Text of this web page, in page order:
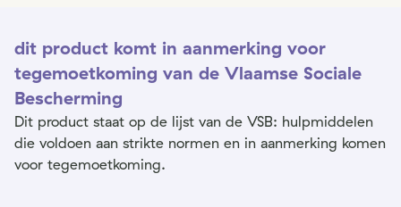
dit product komt in aanmerking voor
tegemoetkoming van de Vlaamse Sociale
Bescherming
Dit product staat op de lijst van de VSB: hulpmiddelen
die voldoen aan strikte normen en in aanmerking komen
voor tegemoetkoming.